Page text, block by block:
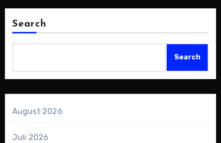
Search
Search
August 2026
Juli 2026